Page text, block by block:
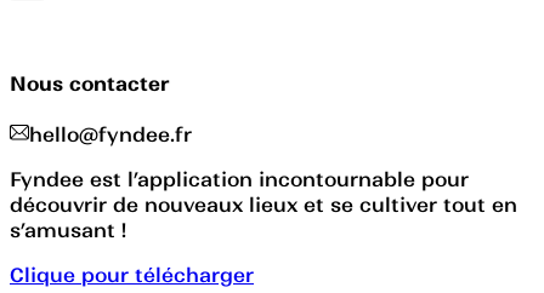
Nous contacter
hello@fyndee.fr
Fyndee est l’application incontournable pour
découvrir de nouveaux lieux et se cultiver tout en
s’amusant !
Clique pour télécharger